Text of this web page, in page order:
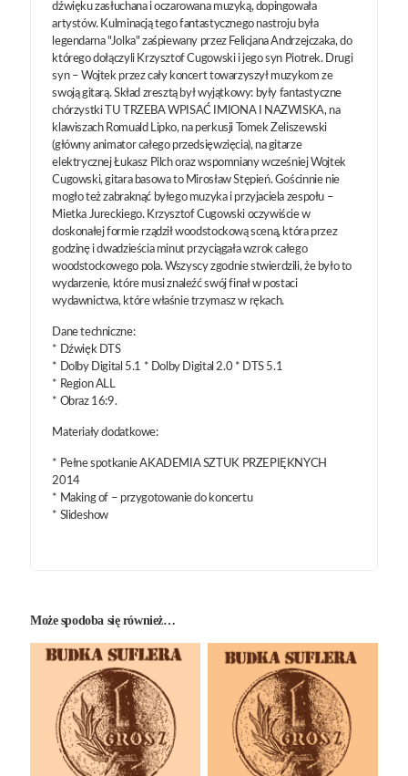
dźwięku zasłuchana i oczarowana muzyką, dopingowała
artystów. Kulminacją tego fantastycznego nastroju była
legendarna "Jolka" zaśpiewany przez Felicjana Andrzejczaka, do
którego dołączyli Krzysztof Cugowski i jego syn Piotrek. Drugi
syn – Wojtek przez cały koncert towarzyszył muzykom ze
swoją gitarą. Skład zresztą był wyjątkowy: były fantastyczne
chórzystki TU TRZEBA WPISAĆ IMIONA I NAZWISKA, na
klawiszach Romuald Lipko, na perkusji Tomek Zeliszewski
(główny animator całego przedsięwzięcia), na gitarze
elektrycznej Łukasz Pilch oraz wspomniany wcześniej Wojtek
Cugowski, gitara basowa to Mirosław Stępień. Gościnnie nie
mogło też zabraknąć byłego muzyka i przyjaciela zespołu –
Mietka Jureckiego. Krzysztof Cugowski oczywiście w
doskonałej formie rządził woodstockową sceną, która przez
godzinę i dwadzieścia minut przyciągała wzrok całego
woodstockowego pola. Wszyscy zgodnie stwierdzili, że było to
wydarzenie, które musi znaleźć swój finał w postaci
wydawnictwa, które właśnie trzymasz w rękach.
Dane techniczne:
* Dźwięk DTS
* Dolby Digital 5.1 * Dolby Digital 2.0 * DTS 5.1
* Region ALL
* Obraz 16:9.
Materiały dodatkowe:
* Pełne spotkanie AKADEMIA SZTUK PRZEPIĘKNYCH
2014
* Making of – przygotowanie do koncertu
* Slideshow
Może spodoba się również…